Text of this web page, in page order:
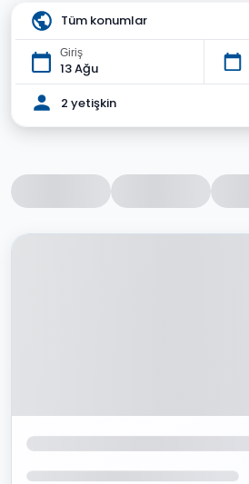
Tüm konumlar
Giriş
13 Ağu
2 yetişkin